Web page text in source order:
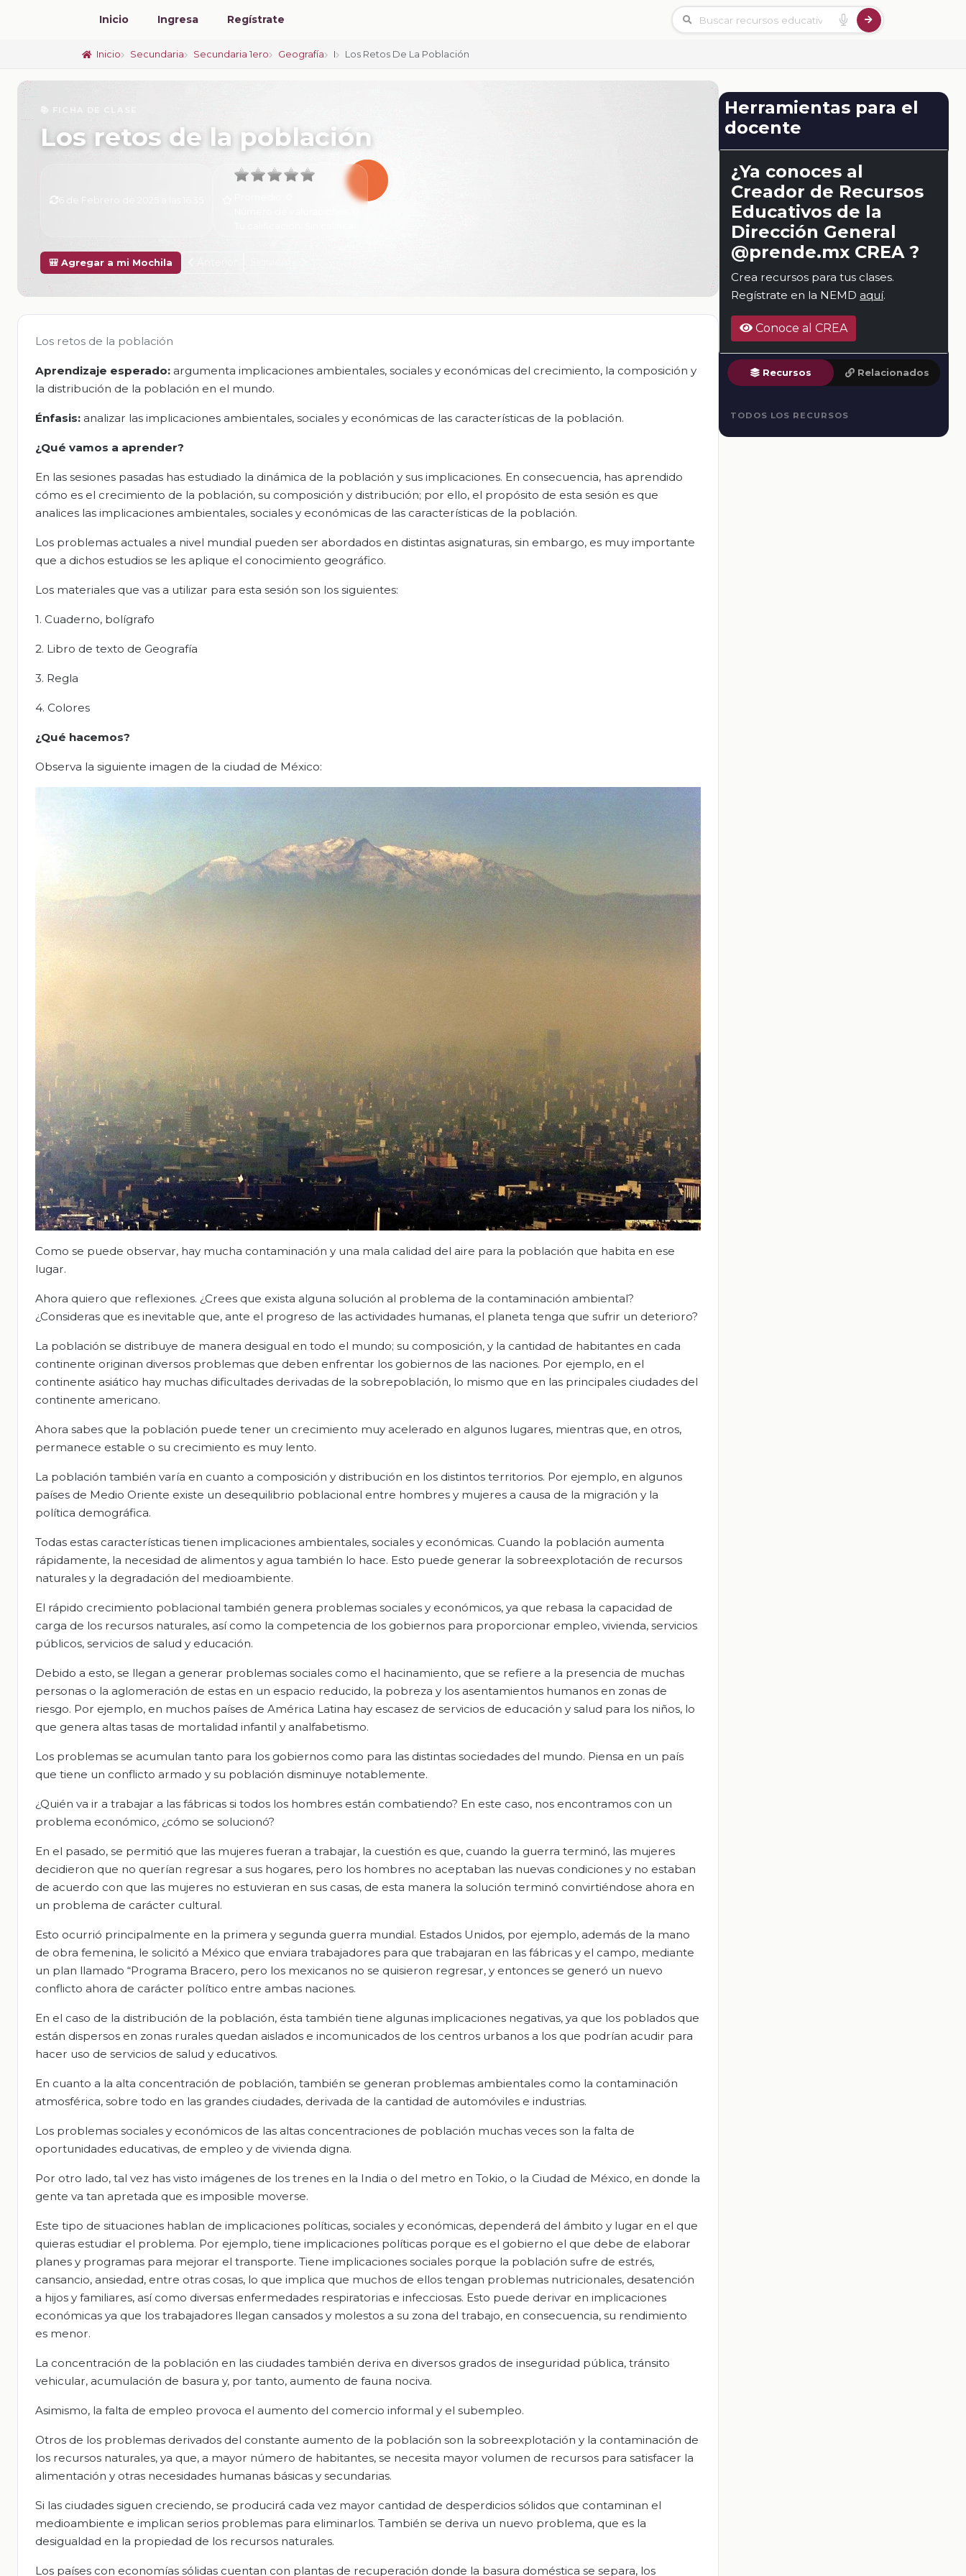
Inicio Ingresa Regístrate
Inicio Secundaria Secundaria 1ero Geografía I Los Retos De La Población
📚 FICHA DE CLASE
Los retos de la población
🎒 Agregar a mi Mochila
Los retos de la población
Aprendizaje esperado: argumenta implicaciones ambientales, sociales y económicas del crecimiento, la composición y
la distribución de la población en el mundo.
Énfasis: analizar las implicaciones ambientales, sociales y económicas de las características de la población.
¿Qué vamos a aprender?
En las sesiones pasadas has estudiado la dinámica de la población y sus implicaciones. En consecuencia, has aprendido
cómo es el crecimiento de la población, su composición y distribución; por ello, el propósito de esta sesión es que
analices las implicaciones ambientales, sociales y económicas de las características de la población.
Los problemas actuales a nivel mundial pueden ser abordados en distintas asignaturas, sin embargo, es muy importante
que a dichos estudios se les aplique el conocimiento geográfico.
Los materiales que vas a utilizar para esta sesión son los siguientes:
1. Cuaderno, bolígrafo
2. Libro de texto de Geografía
3. Regla
4. Colores
¿Qué hacemos?
Observa la siguiente imagen de la ciudad de México:
Como se puede observar, hay mucha contaminación y una mala calidad del aire para la población que habita en ese
lugar.
Ahora quiero que reflexiones. ¿Crees que exista alguna solución al problema de la contaminación ambiental?
¿Consideras que es inevitable que, ante el progreso de las actividades humanas, el planeta tenga que sufrir un deterioro?
La población se distribuye de manera desigual en todo el mundo; su composición, y la cantidad de habitantes en cada
continente originan diversos problemas que deben enfrentar los gobiernos de las naciones. Por ejemplo, en el
continente asiático hay muchas dificultades derivadas de la sobrepoblación, lo mismo que en las principales ciudades del
continente americano.
Ahora sabes que la población puede tener un crecimiento muy acelerado en algunos lugares, mientras que, en otros,
permanece estable o su crecimiento es muy lento.
La población también varía en cuanto a composición y distribución en los distintos territorios. Por ejemplo, en algunos
países de Medio Oriente existe un desequilibrio poblacional entre hombres y mujeres a causa de la migración y la
política demográfica.
Todas estas características tienen implicaciones ambientales, sociales y económicas. Cuando la población aumenta
rápidamente, la necesidad de alimentos y agua también lo hace. Esto puede generar la sobreexplotación de recursos
naturales y la degradación del medioambiente.
El rápido crecimiento poblacional también genera problemas sociales y económicos, ya que rebasa la capacidad de
carga de los recursos naturales, así como la competencia de los gobiernos para proporcionar empleo, vivienda, servicios
públicos, servicios de salud y educación.
Debido a esto, se llegan a generar problemas sociales como el hacinamiento, que se refiere a la presencia de muchas
personas o la aglomeración de estas en un espacio reducido, la pobreza y los asentamientos humanos en zonas de
riesgo. Por ejemplo, en muchos países de América Latina hay escasez de servicios de educación y salud para los niños, lo
que genera altas tasas de mortalidad infantil y analfabetismo.
Los problemas se acumulan tanto para los gobiernos como para las distintas sociedades del mundo. Piensa en un país
que tiene un conflicto armado y su población disminuye notablemente.
¿Quién va ir a trabajar a las fábricas si todos los hombres están combatiendo? En este caso, nos encontramos con un
problema económico, ¿cómo se solucionó?
En el pasado, se permitió que las mujeres fueran a trabajar, la cuestión es que, cuando la guerra terminó, las mujeres
decidieron que no querían regresar a sus hogares, pero los hombres no aceptaban las nuevas condiciones y no estaban
de acuerdo con que las mujeres no estuvieran en sus casas, de esta manera la solución terminó convirtiéndose ahora en
un problema de carácter cultural.
Esto ocurrió principalmente en la primera y segunda guerra mundial. Estados Unidos, por ejemplo, además de la mano
de obra femenina, le solicitó a México que enviara trabajadores para que trabajaran en las fábricas y el campo, mediante
un plan llamado “Programa Bracero, pero los mexicanos no se quisieron regresar, y entonces se generó un nuevo
conflicto ahora de carácter político entre ambas naciones.
En el caso de la distribución de la población, ésta también tiene algunas implicaciones negativas, ya que los poblados que
están dispersos en zonas rurales quedan aislados e incomunicados de los centros urbanos a los que podrían acudir para
hacer uso de servicios de salud y educativos.
En cuanto a la alta concentración de población, también se generan problemas ambientales como la contaminación
atmosférica, sobre todo en las grandes ciudades, derivada de la cantidad de automóviles e industrias.
Los problemas sociales y económicos de las altas concentraciones de población muchas veces son la falta de
oportunidades educativas, de empleo y de vivienda digna.
Por otro lado, tal vez has visto imágenes de los trenes en la India o del metro en Tokio, o la Ciudad de México, en donde la
gente va tan apretada que es imposible moverse.
Este tipo de situaciones hablan de implicaciones políticas, sociales y económicas, dependerá del ámbito y lugar en el que
quieras estudiar el problema. Por ejemplo, tiene implicaciones políticas porque es el gobierno el que debe de elaborar
planes y programas para mejorar el transporte. Tiene implicaciones sociales porque la población sufre de estrés,
cansancio, ansiedad, entre otras cosas, lo que implica que muchos de ellos tengan problemas nutricionales, desatención
a hijos y familiares, así como diversas enfermedades respiratorias e infecciosas. Esto puede derivar en implicaciones
económicas ya que los trabajadores llegan cansados y molestos a su zona del trabajo, en consecuencia, su rendimiento
es menor.
La concentración de la población en las ciudades también deriva en diversos grados de inseguridad pública, tránsito
vehicular, acumulación de basura y, por tanto, aumento de fauna nociva.
Asimismo, la falta de empleo provoca el aumento del comercio informal y el subempleo.
Otros de los problemas derivados del constante aumento de la población son la sobreexplotación y la contaminación de
los recursos naturales, ya que, a mayor número de habitantes, se necesita mayor volumen de recursos para satisfacer la
alimentación y otras necesidades humanas básicas y secundarias.
Si las ciudades siguen creciendo, se producirá cada vez mayor cantidad de desperdicios sólidos que contaminan el
medioambiente e implican serios problemas para eliminarlos. También se deriva un nuevo problema, que es la
desigualdad en la propiedad de los recursos naturales.
Los países con economías sólidas cuentan con plantas de recuperación donde la basura doméstica se separa, los
Herramientas para el
docente
¿Ya conoces al
Creador de Recursos
Educativos de la
Dirección General
@prende.mx CREA ?
Crea recursos para tus clases.
Regístrate en la NEMD aquí.
Conoce al CREA
Recursos Relacionados
TODOS LOS RECURSOS